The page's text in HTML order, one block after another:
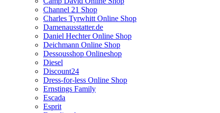
Channel 21 Shop
Charles Tyrwhitt Online Shop
Damenausstatter.de
Daniel Hechter Online Shop
Deichmann Online Shop
Dessousshop Onlineshop
Diesel
Discount24
Dress-for-less Online Shop
Ernstings Family
Escada
Esprit